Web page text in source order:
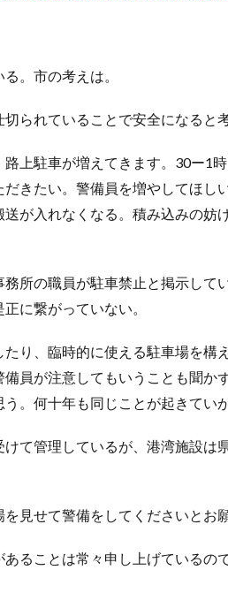
。市の考えは。
られていることで安全になると考
上駐車が増えてきます。30ー1時
きたい。警備員を増やしてほし
が入れなくなる。積み込みの妨
所の職員が駐車禁止と掲示して
に繋がっていない。
り、臨時的に使える駐車場を構
員が注意してもいうことも聞か
。何十年も同じことが起きてい
て管理しているが、港湾施設は
見せて警備をしてくださいとお
ることは常々申し上げているの